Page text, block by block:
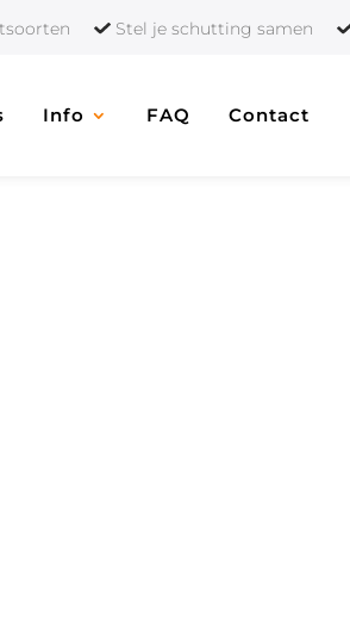
Stel je schutting samen
Info FAQ Contact